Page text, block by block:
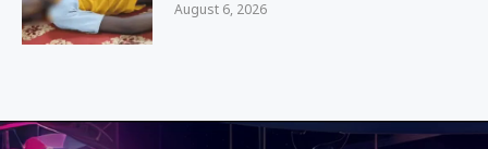
August 6, 2026